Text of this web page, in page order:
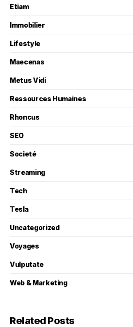
Etiam
Immobilier
Lifestyle
Maecenas
Metus Vidi
Ressources Humaines
Rhoncus
SEO
Societé
Streaming
Tech
Tesla
Uncategorized
Voyages
Vulputate
Web & Marketing
Related Posts